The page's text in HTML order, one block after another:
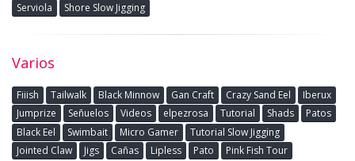
Serviola
Shore Slow Jigging
Varios
Fiiish Tailwalk Black Minnow Gan Craft Crazy Sand Eel
Iberux
Jumprize
Señuelos Videos elpezrosa Tutorial Shads
Patos
Black Eel
Swimbait Micro Gamer
Tutorial Slow Jigging
Jointed Claw
Jigs Cañas Lipless Pato
Pink Fish Tour